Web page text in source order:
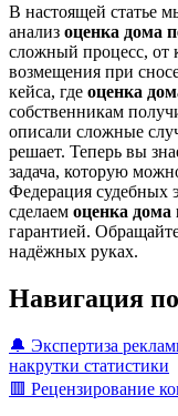
В настоящей статье
анализ оценка дома
сложный процесс, от
возмещения при
кейса, где оценка
собственникам
описали сложные
решает. Теперь вы
задача, которую
Федерация судебных
сделаем оценка дома
гарантией.
надёжных руках.
Навигация
🔔 Экспертиза
накрутки статистики
🟥 Рецензирование